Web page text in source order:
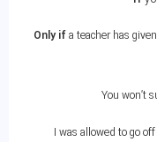
Only ifa teacher has
You won’t
I was allowed to go